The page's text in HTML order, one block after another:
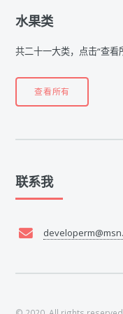
水果类
共二十一大类，点击“查看
查看所有
联系我